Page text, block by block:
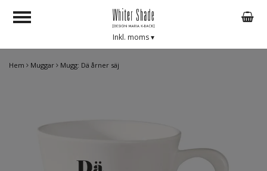
Hem Muggar Mugg: Dä årner säj
Inkl. moms▾